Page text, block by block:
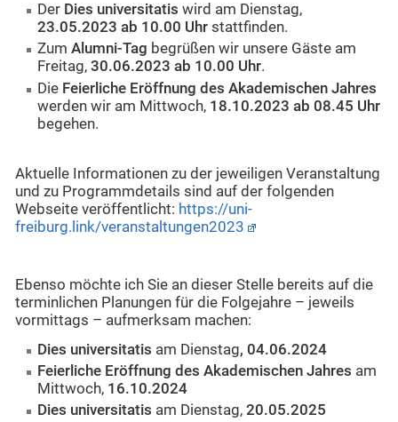
Der Dies universitatis wird am Dienstag,
23.05.2023 ab 10.00 Uhr stattfinden.
ZumAlumni-Tag begrüßen wir unsere Gäste am
Freitag,30.06.2023 ab 10.00 Uhr.
Die Feierliche Eröffnung des Akademischen Jahres
werden wir am Mittwoch, 18.10.2023 ab 08.45 Uhr
begehen.
Aktuelle Informationen zu der jeweiligen Veranstaltung
und zu Programmdetails sind auf der folgenden
Webseite veröffentlicht: https://uni-
freiburg.link/veranstaltungen2023
Ebenso möchte ich Sie an dieser Stelle bereits auf die
terminlichen Planungen für die Folgejahre – jeweils
vormittags – aufmerksam machen:
Dies universitatis am Dienstag, 04.06.2024
Feierliche Eröffnung des Akademischen Jahres am
Mittwoch, 16.10.2024
Dies universitatis am Dienstag,20.05.2025